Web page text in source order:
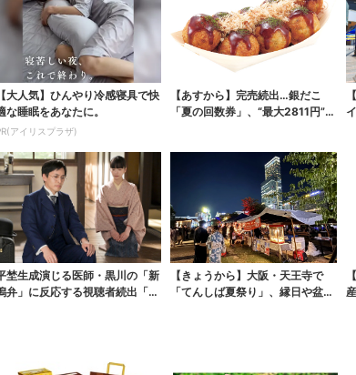
【大人気】ひんやり冷感寝具で快
な睡眠をあなたに。
アイリスプラザ)
【あすから】完売続出…銀だこ
「夏の回数券」、“最大2811円”お
埜生成演じる医師・黒川の「新
弁」に反応する視聴者続出「グ
【きょうから】大阪・天王寺で
「てんしば夏祭り」、縁日や盆踊